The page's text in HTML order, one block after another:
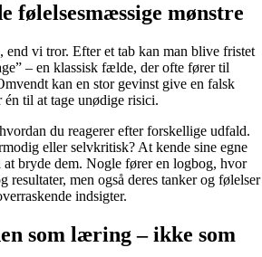
følelsesmæssige mønstre
end vi tror. Efter et tab kan man blive fristet
– en klassisk fælde, der ofte fører til
kan en stor gevinst give en falsk
til at tage unødige risici.
du reagerer efter forskellige udfald.
eller selvkritisk? At kende sine egne
bryde dem. Nogle fører en logbog, hvor
resultater, men også deres tanker og følelser
indsigter.
som læring – ikke som